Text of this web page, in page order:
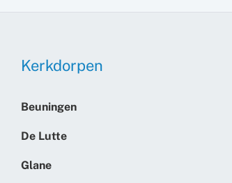
Kerkdorpen
Beuningen
De Lutte
Glane